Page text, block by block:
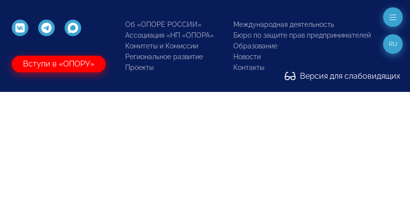
Вступи в «ОПОРУ»
Об «ОПОРЕ РОССИИ»
Ассоциация «НП «ОПОРА»
Комитеты и Комиссии
Региональное развитие
Проекты
Международная деятельность
Бюро по защите прав предпринимателей
Образование
Новости
Контакты
Версия для слабовидящих
RU